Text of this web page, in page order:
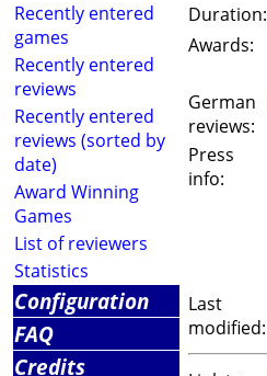
Recently entered
games
Recently entered
reviews
Recently entered
reviews (sorted by
date)
Award Winning
Games
List of reviewers
Statistics
Configuration
FAQ
Credits
Duration:
Awards:
German
reviews:
Press
info:
Last
modified: